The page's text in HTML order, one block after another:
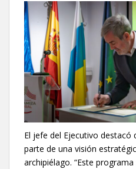
El jefe del Ejecutivo destacó
parte de una visión
archipiélago. “Este